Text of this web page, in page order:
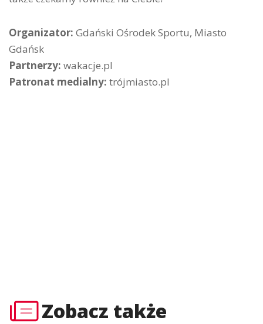
Organizator: Gdański Ośrodek Sportu, Miasto
Gdańsk
Partnerzy: wakacje.pl
Patronat medialny: trójmiasto.pl
Zobacz także